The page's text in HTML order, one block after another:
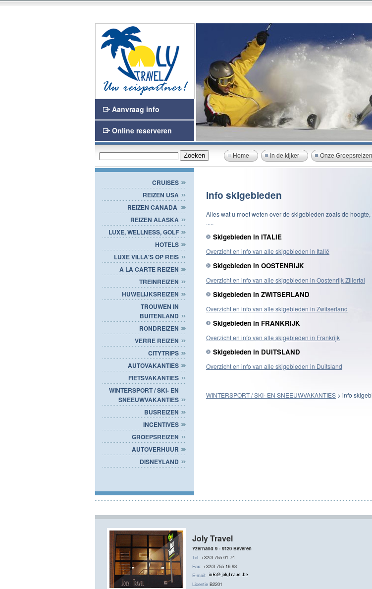
Aanvraag info
Online reserveren
Home In de kijker Onze Groepsreizen
CRUISES
REIZEN USA
REIZEN CANADA
REIZEN ALASKA
LUXE, WELLNESS, GOLF
HOTELS
LUXE VILLA'S OP REIS
A LA CARTE REIZEN
TREINREIZEN
HUWELIJKSREIZEN
TROUWEN IN
BUITENLAND
RONDREIZEN
VERRE REIZEN
CITYTRIPS
AUTOVAKANTIES
FIETSVAKANTIES
WINTERSPORT / SKI- EN
SNEEUWVAKANTIES
BUSREIZEN
INCENTIVES
GROEPSREIZEN
AUTOVERHUUR
DISNEYLAND
info skigebieden
Alles wat u moet weten over de skigebieden zoals de
.....
Skigebieden in ITALIE
Overzicht en info van alle skigebieden in Italië
Skigebieden in OOSTENRIJK
Overzicht en info van alle skigebieden in OostenrijkZillertal
Skigebieden in ZWITSERLAND
Overzicht en info van alle skigebieden in Zwitserland
Skigebieden in FRANKRIJK
Overzicht en info van alle skigebieden in Frankrijk
Skigebieden in DUITSLAND
Overzicht en info van alle skigebieden in Duitsland
WINTERSPORT / SKI- EN SNEEUWVAKANTIES > info
Joly Travel
Yzerhand 9 - 9120 Beveren
Tel: +32/3 755 01 74
Fax: +32/3 755 16 93
E-mail:
Licentie B2201